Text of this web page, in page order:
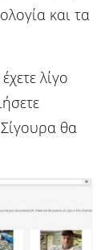
και τα
λίγο
Σίγουρα θα